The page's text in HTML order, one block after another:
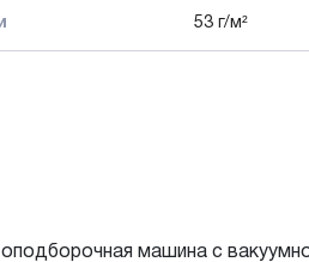
53 г/м²
машина с